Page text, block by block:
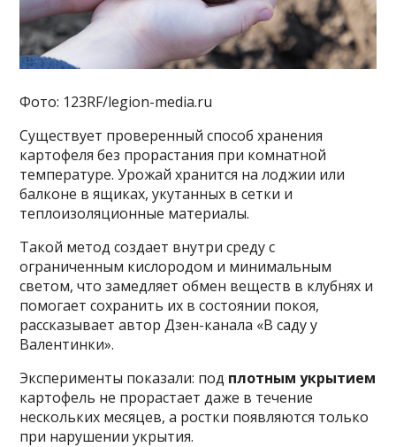
Фото: 123RF/legion-media.ru
Существует проверенный способ хранения
картофеля без прорастания при комнатной
температуре. Урожай хранится на лоджии или
балконе в ящиках, укутанных в сетки и
теплоизоляционные материалы.
Такой метод создает внутри среду с
ограниченным кислородом и минимальным
светом, что замедляет обмен веществ в клубнях и
помогает сохранить их в состоянии покоя,
рассказывает автор Дзен-канала «В саду у
Валентинки».
Эксперименты показали: под плотным укрытием
картофель не прорастает даже в течение
нескольких месяцев, а ростки появляются только
при нарушении укрытия.